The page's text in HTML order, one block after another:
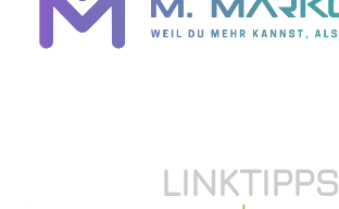
LINKTIPPS